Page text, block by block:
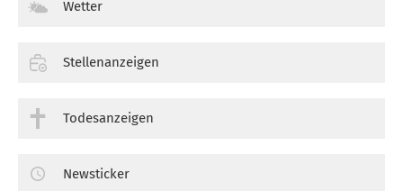
Wetter
Stellenanzeigen
Todesanzeigen
Newsticker